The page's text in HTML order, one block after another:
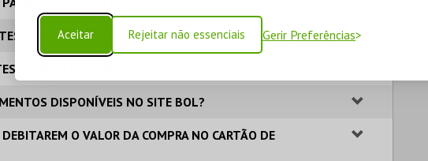
Aceitar Rejeitar não essenciais Gerir Preferências
A OUTRA PESSOA?
A PRETO E BRANCO?
DISPONÍVEIS NO SITE BOL?
O VALOR DA COMPRA NO CARTÃO DE